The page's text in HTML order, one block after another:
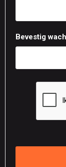
Bevestig